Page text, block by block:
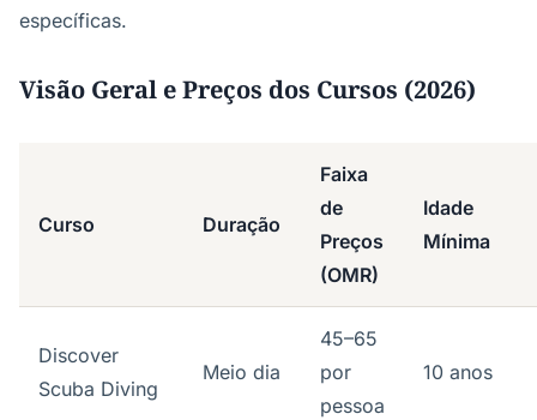
específicas.
Visão Geral e Preços dos Cursos (2026)
Curso Duração
Faixa
de
Preços
(OMR)
Idade
Mínima
Discover
Scuba Diving
Meio dia
45–65
por
pessoa
10 anos